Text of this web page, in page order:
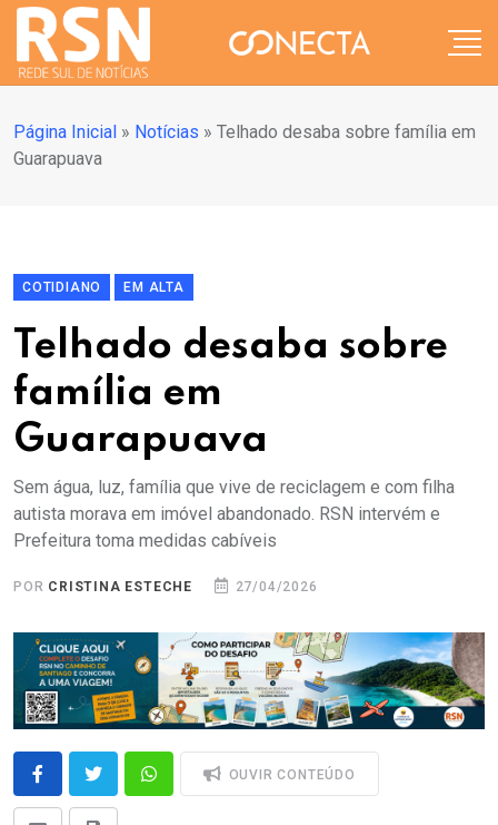
Página Inicial » Notícias » Telhado desaba sobre família em
Guarapuava
COTIDIANO EM ALTA
Telhado desaba sobre
família em
Guarapuava
Sem água, luz, família que vive de reciclagem e com filha
autista morava em imóvel abandonado. RSN intervém e
Prefeitura toma medidas cabíveis
POR CRISTINA ESTECHE 27/04/2026
OUVIR CONTEÚDO